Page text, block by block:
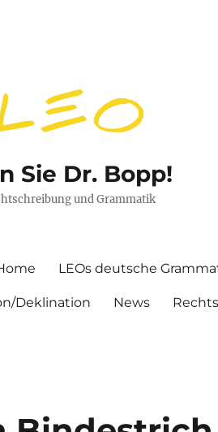
Sie Dr. Bopp!
und Grammatik
LEOs deutsche
Deklination News